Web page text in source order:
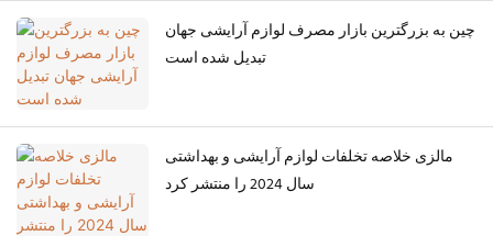
چین به بزرگترین بازار مصرف لوازم آرایشی جهان
تبدیل شده است
مالزی خلاصه تخلفات لوازم آرایشی و بهداشتی
سال 2024 را منتشر کرد